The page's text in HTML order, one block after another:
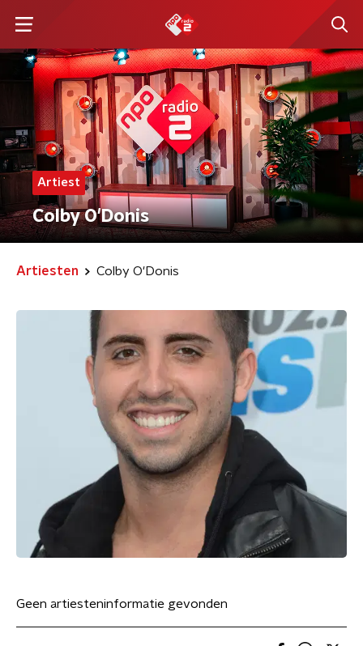
Artiest
Colby O'Donis
Artiesten Colby O'Donis
Geen artiesteninformatie gevonden